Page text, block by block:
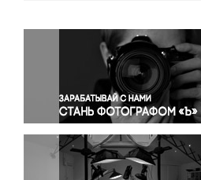
Окружающая среда
Политика
Правосудие
Происшествия и конфликты
Религия
Светская жизнь
Спорт
Экология